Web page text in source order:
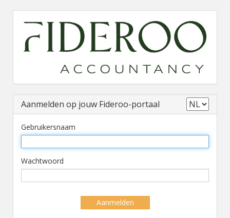
Aanmelden op jouw Fideroo-portaal
Gebruikersnaam
Wachtwoord
Aanmelden